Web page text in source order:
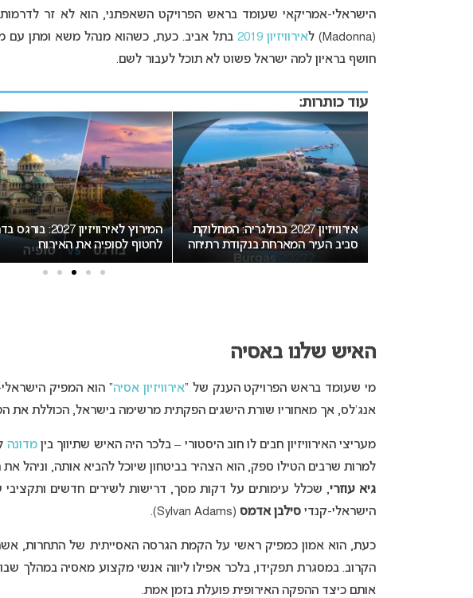
הישראלי-אמריקאי שעומד בראש הפרויקט השאפתני, הוא לא זר
(Madonna) ל
אירוויזיון 2019
בתל אביב. כעת, כשהוא מנהל משא ומתן עם
חושף בראיון למה ישראל פשוט לא תוכל לעבור לשם.
עוד כותרות:
אירוויזיון 2027 בבולגריה: המחלוקת
סביב העיר המארחת בנקודת רתיחה
המירוץ לאירוויזיון 2027:
לחטוף לסופיה את האירוח
האיש שלנו באסיה
מי שעומד בראש הפרויקט הענק של “אירוויזיון אסיה” הוא המפיק
אנג’לס, אך מאחוריו שורת הישגים הפקתית מרשימה בישראל, הכוללת את הפקת
מעריצי האירוויזיון חבים לו חוב היסטורי – בלכר היה האיש שתיווך ביןמדונה
למרות שרבים הטילו ספק, הוא הצהיר בביטחון שיוכל להביא אותה, וניהל
גיא עוזרי, שכלל עימותים על דקות מסך, דרישות לשירים חדשים
הישראלי-קנדי סילבן אדמס (Sylvan Adams).
כעת, הוא אמון כמפיק ראשי על הקמת הגרסה האסייתית של התחרות,
הקרוב. במסגרת תפקידו, בלכר אפילו ליווה אנשי מקצוע מאסיה במהלך שבוע
אותם כיצד ההפקה האירופית פועלת בזמן אמת.